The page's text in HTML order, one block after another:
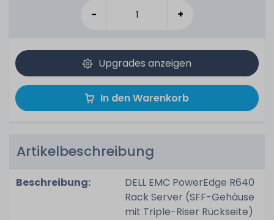
- +
Upgrades anzeigen
In den Warenkorb
Artikelbeschreibung
Beschreibung:
DELL EMC PowerEdge R640
Rack Server (SFF-Gehäuse
mit Triple-Riser Rückseite)